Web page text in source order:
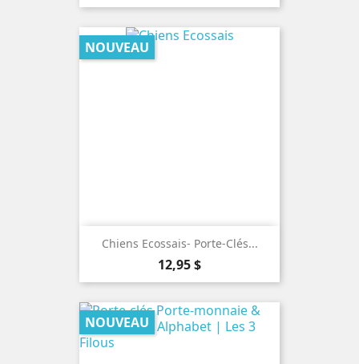
Chiens Ecossais- Porte-Clés...
Prix
12,95 $
NOUVEAU
NOUVEAU